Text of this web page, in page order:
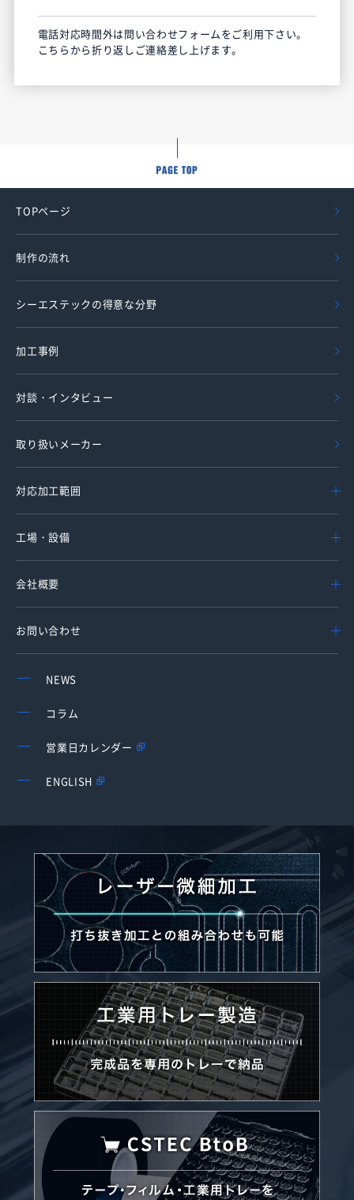
電話対応時間外は問い合わせフォームをご利用下さい。
こちらから折り返しご連絡差し上げます。
TOPページ
制作の流れ
シーエステックの得意な分野
加工事例
対談・インタビュー
取り扱いメーカー
対応加工範囲
工場・設備
会社概要
お問い合わせ
NEWS
コラム
営業日カレンダー
ENGLISH